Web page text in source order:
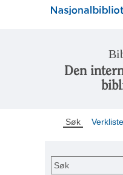
Den
Søk Verkliste
Søk